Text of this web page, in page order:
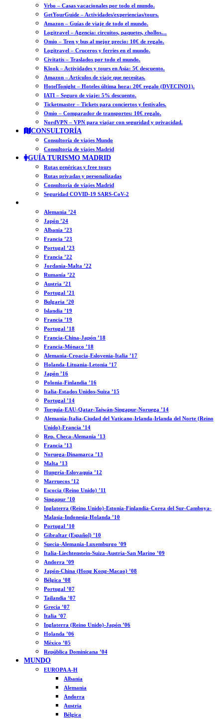
Vrbo – Casas vacacionales por todo el mundo.
GetYourGuide – Actividades/experiencias/tours.
Amazon – Guías de viaje de todo el mundo.
Logitravel – Agencia: circuitos, paquetes, chollos…
Omio – Tren y bus al mejor precio: 10€ de regalo.
Logitravel – Cruceros y ferries en el mundo.
Civitatis – Traslados por todo el mundo.
Klook – Actividades y tours en Asia: 5€ descuento.
Amazon – Artículos de viaje que necesitas.
HotelTonight – Hoteles última hora: 20€ regalo (DVECINO1).
IATI – Seguro de viaje: 5% descuento.
Ticketmaster – Tickets para conciertos y festivales.
Omio – Comparador de transportes: 10€ regalo.
NordVPN – VPN para viajar con seguridad y privacidad.
CONSULTORÍA
Consultoría de viajes Mundo
Consultoría de viajes Madrid
GUÍA TURISMO MADRID
Rutas genéricas y free tours
Rutas privadas y personalizadas
Consultoría de viajes Madrid
Seguridad COVID-19 SARS-CoV-2
Alemania ’24
Japón ’24
Albania ’23
Francia ’23
Portugal ’23
Francia ’22
Jordania-Malta ’22
Rumanía ’22
Austria ’21
Portugal ’21
Bulgaria ’20
Islandia ’19
Francia ’19
Portugal ’18
Francia-China-Japón ’18
Francia-Mónaco ’18
Alemania-Croacia-Eslovenia-Italia ’17
Holanda-Lituania-Letonia ’17
Japón ’16
Polonia-Finlandia ’16
Italia-Estados Unidos-Suiza ’15
Portugal ’14
Turquía-EAU-Qatar-Taiwán-Singapur-Noruega ’14
Alemania-Italia-Ciudad del Vaticano-Irlanda-Irlanda del Norte (Reino
Unido)-Francia ’14
Rep. Checa-Alemania ’13
Francia ’13
Noruega-Dinamarca ’13
Malta ’13
Hungría-Eslovaquia ’12
Marruecos ’12
Escocia (Reino Unido) ’11
Singapur ’10
Inglaterra (Reino Unido)-Estonia-Finlandia-Corea del Sur-Camboya-
Malasia-Indonesia-Holanda ’10
Portugal ’10
Gibraltar (Español) ’10
Suecia-Alemania-Luxemburgo ’09
Italia-Liechtenstein-Suiza-Austria-San Marino ’09
Andorra ’09
Japón-China (Hong Kong-Macao) ’08
Bélgica ’08
Portugal ’07
Tailandia ’07
Grecia ’07
Italia ’07
Inglaterra (Reino Unido)-Japón ’06
Holanda ’06
México ’05
República Dominicana ’04
MUNDO
EUROPA A-H
Albania
Alemania
Andorra
Austria
Bélgica